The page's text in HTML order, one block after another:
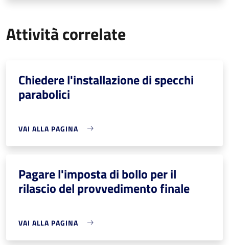
Attività correlate
Chiedere l'installazione di specchi
parabolici
VAI ALLA PAGINA
Pagare l'imposta di bollo per il
rilascio del provvedimento finale
VAI ALLA PAGINA